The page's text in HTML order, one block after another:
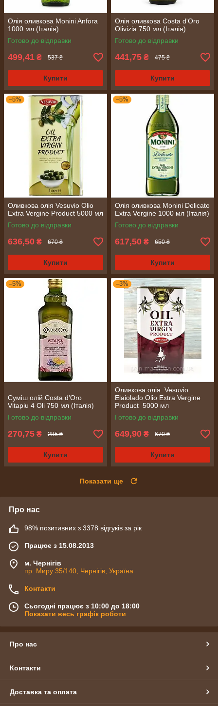
Олія оливкова Monini Anfora
1000 мл (Італія)
Готово до відправки
499,41 ₴ 537 ₴
Купити
Олія оливкова Costa d'Oro
Olivizia 750 мл (Італія)
Готово до відправки
441,75 ₴ 475 ₴
Купити
–5%
Оливкова олія Vesuvio Olio
Extra Vergine Product 5000 мл
Готово до відправки
636,50 ₴ 670 ₴
Купити
–5%
Олія оливкова Monini Delicato
Extra Vergine 1000 мл (Італія)
Готово до відправки
617,50 ₴ 650 ₴
Купити
–5%
Суміш олій Costa d'Oro
Vitapiu 4 Oli 750 мл (Італія)
Готово до відправки
270,75 ₴ 285 ₴
Купити
–3%
Оливкова олія Vesuvio
Elaiolado Olio Extra Vergine
Product 5000 мл ​​​​​​​
Готово до відправки
649,90 ₴ 670 ₴
Купити
Показати ще
Про нас
98% позитивних з 3378 відгуків за рік
Працює з 15.08.2013
м. Чернігів
пр. Миру 35/140, Чернігів, Україна
Контакти
Сьогодні працює з 10:00 до 18:00
Показати весь графік роботи
Про нас
Контакти
Доставка та оплата